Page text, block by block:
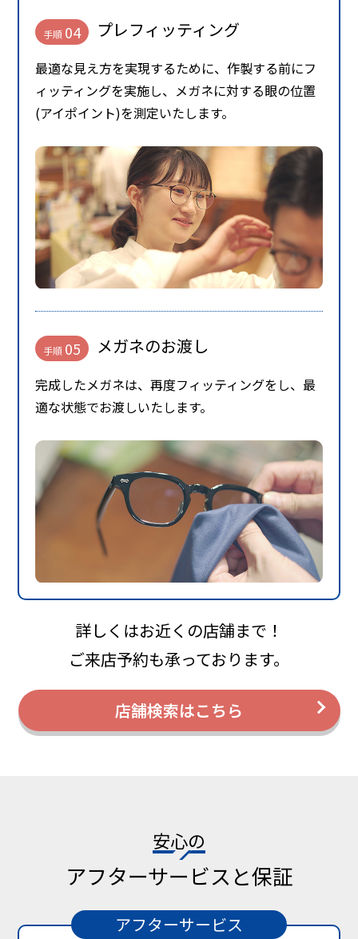
手順 04 プレフィッティング
最適な見え方を実現するために、作製する前にフ
ィッティングを実施し、メガネに対する眼の位置
(アイポイント)を測定いたします。
手順 05 メガネのお渡し
完成したメガネは、再度フィッティングをし、最
適な状態でお渡しいたします。
詳しくはお近くの店舗まで！
ご来店予約も承っております。
店舗検索はこちら
安心の
アフターサービスと保証
アフターサービス